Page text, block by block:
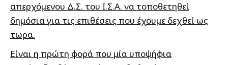
απερχόμενου Δ.Σ. του Ι.Σ.Α. να τοποθετηθεί
δημόσια για τις επιθέσεις που έχουμε δεχθεί ως
τωρα.
Είναι η πρώτη φορά που μία υποψήφια